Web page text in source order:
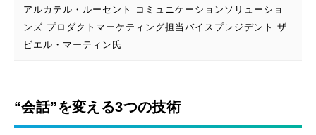
アルカテル・ルーセント コミュニケーションソリューショ
ンズ プロダクトマーケティング担当バイスプレジデント ザ
ビエル・マーティン氏
“会話”を変える3つの技術